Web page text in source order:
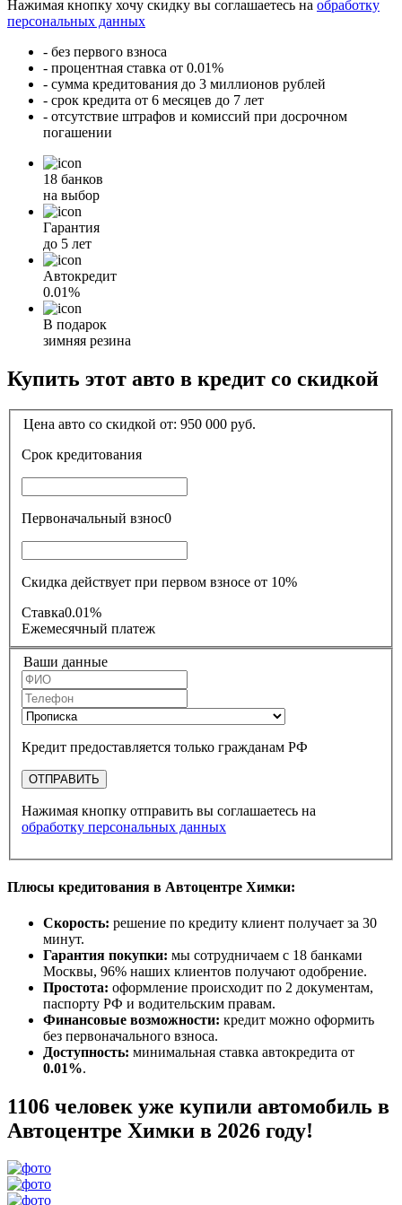
Нажимая кнопку хочу скидку вы соглашаетесь на обработку
персональных данных
- без первого взноса
- процентная ставка от 0.01%
- сумма кредитования до 3 миллионов рублей
- срок кредита от 6 месяцев до 7 лет
- отсутствие штрафов и комиссий при досрочном
погашении
18 банков
на выбор
Гарантия
до 5 лет
Автокредит
0.01%
В подарок
зимняя резина
Купить этот авто в кредит со скидкой
Цена авто со скидкой от: 950 000 руб.
Срок кредитования
Первоначальный взнос0
Скидка действует при первом взносе от 10%
Ставка0.01%
Ежемесячный платеж
Ваши данные
Кредит предоставляется только гражданам РФ
ОТПРАВИТЬ
Нажимая кнопку отправить вы соглашаетесь на
обработку персональных данных
Плюсы кредитования в Автоцентре Химки:
Скорость: решение по кредиту клиент получает за 30
минут.
Гарантия покупки: мы сотрудничаем с 18 банками
Москвы, 96% наших клиентов получают одобрение.
Простота: оформление происходит по 2 документам,
паспорту РФ и водительским правам.
Финансовые возможности: кредит можно оформить
без первоначального взноса.
Доступность: минимальная ставка автокредита от
0.01%.
1106 человек уже купили автомобиль в
Автоцентре Химки в 2026 году!